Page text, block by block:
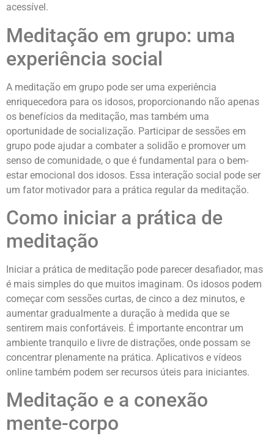
acessível.
Meditação em grupo: uma
experiência social
A meditação em grupo pode ser uma experiência
enriquecedora para os idosos, proporcionando não apenas
os benefícios da meditação, mas também uma
oportunidade de socialização. Participar de sessões em
grupo pode ajudar a combater a solidão e promover um
senso de comunidade, o que é fundamental para o bem-
estar emocional dos idosos. Essa interação social pode ser
um fator motivador para a prática regular da meditação.
Como iniciar a prática de
meditação
Iniciar a prática de meditação pode parecer desafiador, mas
é mais simples do que muitos imaginam. Os idosos podem
começar com sessões curtas, de cinco a dez minutos, e
aumentar gradualmente a duração à medida que se
sentirem mais confortáveis. É importante encontrar um
ambiente tranquilo e livre de distrações, onde possam se
concentrar plenamente na prática. Aplicativos e vídeos
online também podem ser recursos úteis para iniciantes.
Meditação e a conexão
mente-corpo